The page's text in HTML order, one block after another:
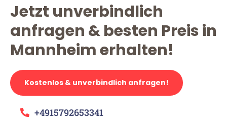
Jetzt unverbindlich
anfragen & besten Preis in
Mannheim erhalten!
Kostenlos & unverbindlich anfragen!
+4915792653341